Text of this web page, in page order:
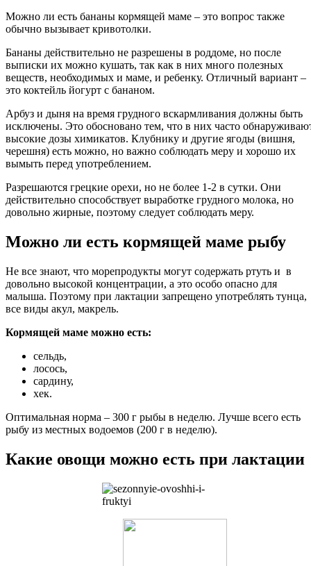
Можно ли есть бананы кормящей маме – это вопрос также
обычно вызывает кривотолки.
Бананы действительно не разрешены в роддоме, но после
выписки их можно кушать, так как в них много полезных
веществ, необходимых и маме, и ребенку. Отличный вариант –
это коктейль йогурт с бананом.
Арбуз и дыня на время грудного вскармливания должны быть
исключены. Это обосновано тем, что в них часто
высокие дозы химикатов. Клубнику и другие ягоды (вишня,
черешня) есть можно, но важно соблюдать меру и хорошо их
вымыть перед употреблением.
Разрешаются грецкие орехи, но не более 1-2 в сутки. Они
действительно способствует выработке грудного молока, но
довольно жирные, поэтому следует соблюдать меру.
Можно ли есть кормящей маме рыбу
Не все знают, что морепродукты могут содержать ртуть и в
довольно высокой концентрации, а это особо опасно для
малыша. Поэтому при лактации запрещено употреблять тунца,
все виды акул, макрель.
Кормящей маме можно есть:
сельдь,
лосось,
сардину,
хек.
Оптимальная норма – 300 г рыбы в неделю. Лучше всего есть
рыбу из местных водоемов (200 г в неделю).
Какие овощи можно есть при лактации